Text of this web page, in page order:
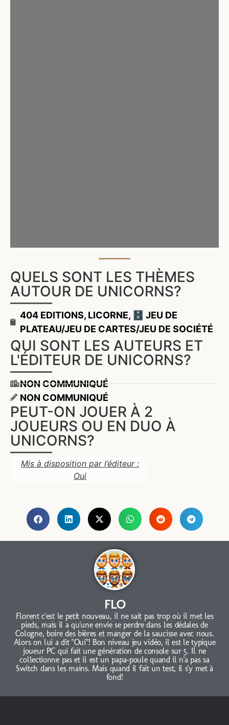
QUELS SONT LES THÈMES
AUTOUR DE UNICORNS?
404 EDITIONS, LICORNE,
🗄️ JEU DE
PLATEAU/JEU DE CARTES/JEU DE SOCIÉTÉ
QUI SONT LES AUTEURS ET
L'ÉDITEUR DE UNICORNS?
NON COMMUNIQUÉ
NON COMMUNIQUÉ
PEUT-ON JOUER À 2
JOUEURS OU EN DUO À
UNICORNS?
Mis à disposition par l’éditeur :
Oui
FLO
Florent c'est le petit nouveau, il ne sait pas trop où il met les
pieds, mais il a qu'une envie se perdre dans les dédales de
Cologne, boire des bières et manger de la saucisse avec nous.
Alors on lui a dit "Oui"! Bon niveau jeu vidéo, il est le typique
joueur PC qui fait une génération de console sur 5. Il ne
collectionne pas et il est un papa-poule quand il n'a pas sa
Switch dans les mains. Mais quand il fait un test, il s'y met à
fond!